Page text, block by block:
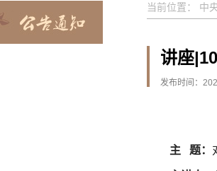
当前位置： 中
讲座
发布时间：
主 题：